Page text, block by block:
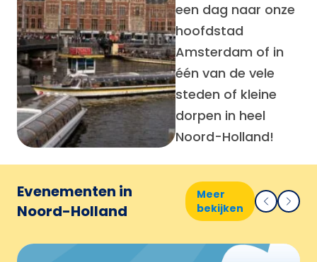
een dag naar onze
hoofdstad
Amsterdam of in
één van de vele
steden of kleine
dorpen in heel
Noord-Holland!
Evenementen in
Noord-Holland
Meer
bekijken